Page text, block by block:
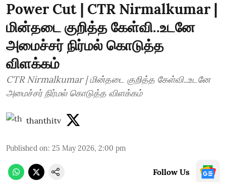
Power Cut | CTR Nirmalkumar |
மின்தடை குறித்த கேள்வி..உடனே
அமைச்சர் நிர்மல் கொடுத்த
விளக்கம்
CTR Nirmalkumar | மின்தடை குறித்த கேள்வி..உடனே
அமைச்சர் நிர்மல் கொடுத்த விளக்கம்
thanthitv
Published on: 25 May 2026, 2:00 pm
Follow Us